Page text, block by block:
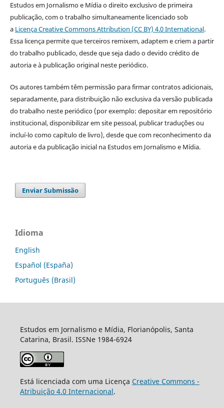
Estudos em Jornalismo e Mídia o direito exclusivo de primeira
publicação, com o trabalho simultaneamente licenciado sob
a Licença Creative Commons Attribution (CC BY) 4.0 International.
Essa licença permite que terceiros remixem, adaptem e criem a partir
do trabalho publicado, desde que seja dado o devido crédito de
autoria e à publicação original neste periódico.
Os autores também têm permissão para firmar contratos adicionais,
separadamente, para distribuição não exclusiva da versão publicada
do trabalho neste periódico (por exemplo: depositar em repositório
institucional, disponibilizar em site pessoal, publicar traduções ou
incluí-lo como capítulo de livro), desde que com reconhecimento da
autoria e da publicação inicial na Estudos em Jornalismo e Mídia.
Enviar Submissão
Idioma
English
Español (España)
Português (Brasil)
Estudos em Jornalismo e Mídia, Florianópolis, Santa
Catarina, Brasil. ISSNe 1984-6924
Está licenciada com uma Licença Creative Commons -
Atribuição 4.0 Internacional.